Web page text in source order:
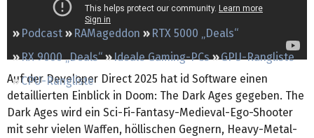
Podcast RAMageddon
RTX 5000 „Deals“
RX 9000 „Deals“
Ideale Gaming-PCs
GPU-Rangliste
CPU-Rangliste
Auf der Developer Direct 2025 hat id Software einen
detaillierten Einblick in Doom: The Dark Ages gegeben. The
Dark Ages wird ein Sci-Fi-Fantasy-Medieval-Ego-Shooter
mit sehr vielen Waffen, höllischen Gegnern, Heavy-Metal-